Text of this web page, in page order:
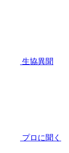
生協異聞
プロに聞く